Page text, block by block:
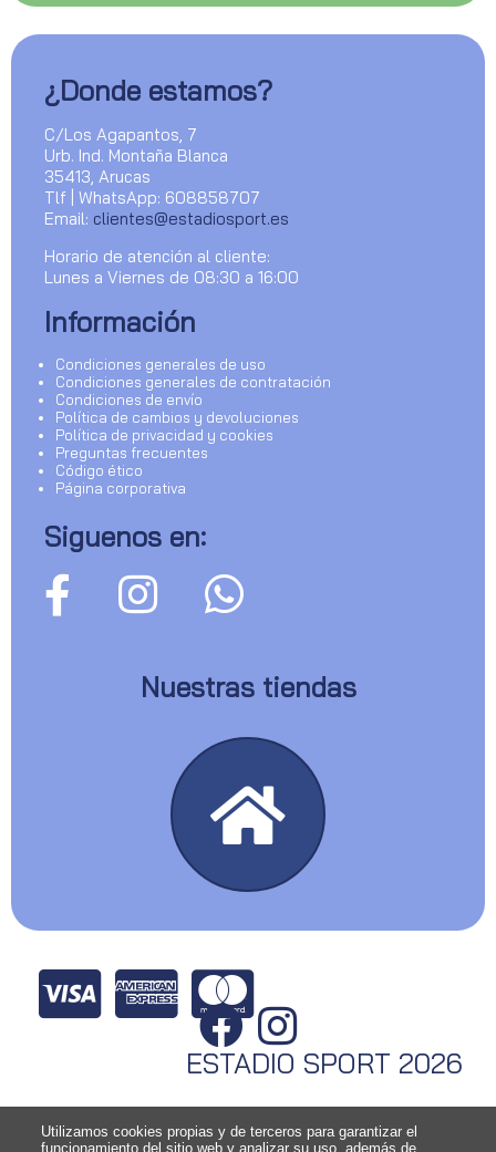
¿Donde estamos?
C/Los Agapantos, 7
Urb. Ind. Montaña Blanca
35413, Arucas
Tlf | WhatsApp: 608858707
Email: clientes@estadiosport.es
Horario de atención al cliente:
Lunes a Viernes de 08:30 a 16:00
Información
Condiciones generales de uso
Condiciones generales de contratación
Condiciones de envío
Política de cambios y devoluciones
Política de privacidad y cookies
Preguntas frecuentes
Código ético
Página corporativa
Siguenos en:
Nuestras tiendas
ESTADIO SPORT 2026
Utilizamos cookies propias y de terceros para garantizar el
funcionamiento del sitio web y analizar su uso, además de